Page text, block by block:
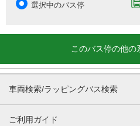
選択中のバス停
このバス停の他の
車両検索/ラッピングバス検索
ご利用ガイド